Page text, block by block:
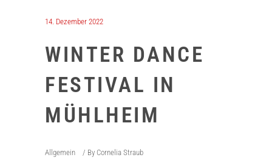
14. Dezember 2022
WINTER DANCE
FESTIVAL IN
MÜHLHEIM
Allgemein By Cornelia Straub